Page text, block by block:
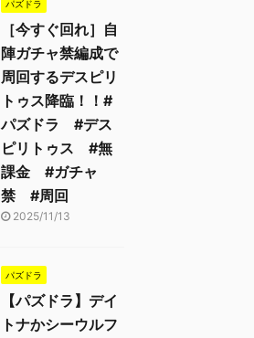
パズドラ
［今すぐ回れ］自
陣ガチャ禁編成で
周回するデスピリ
トゥス降臨！！#
パズドラ #デス
ピリトゥス #無
課金 #ガチャ
禁 #周回
2025/11/13
パズドラ
【パズドラ】デイ
トナかシーウルフ